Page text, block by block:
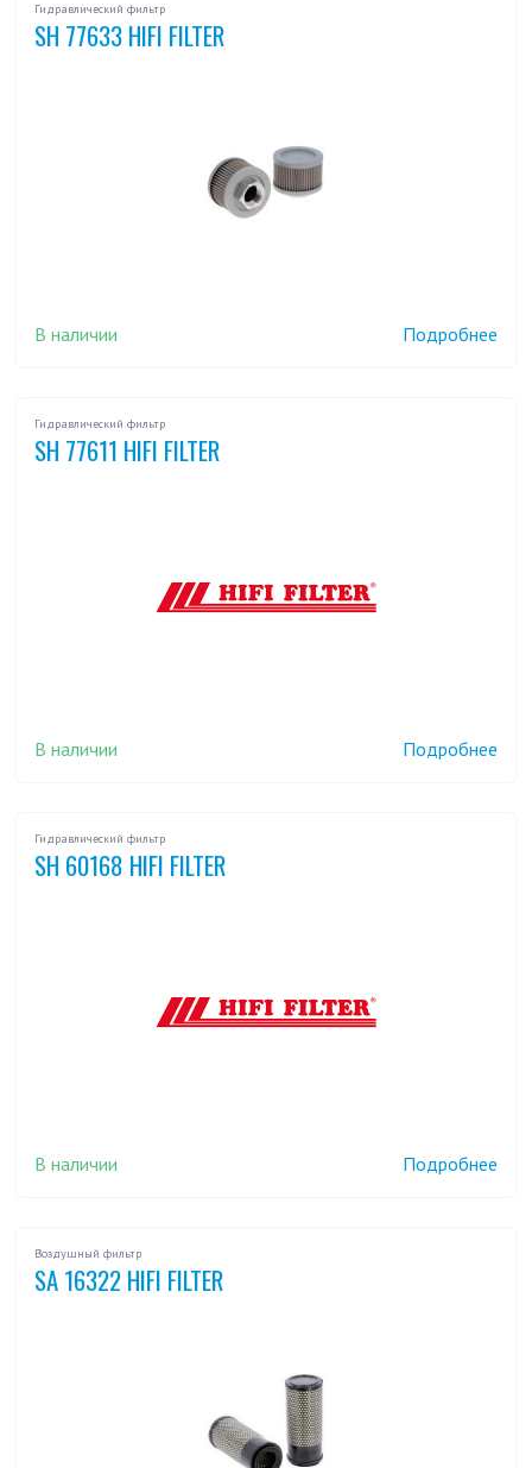
Гидравлический фильтр
SH 77633 HIFI FILTER
В наличии Подробнее
Гидравлический фильтр
SH 77611 HIFI FILTER
В наличии Подробнее
Гидравлический фильтр
SH 60168 HIFI FILTER
В наличии Подробнее
Воздушный фильтр
SA 16322 HIFI FILTER